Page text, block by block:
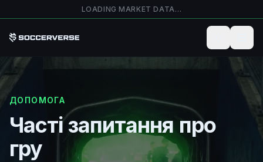
Перейти до основного вмісту
LOADING MARKET DATA…
ДОПОМОГА
Часті запитання про
гру